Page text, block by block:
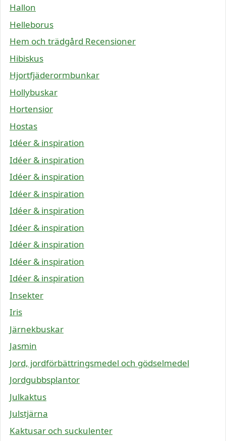
Hallon
Helleborus
Hem och trädgård Recensioner
Hibiskus
Hjortfjäderormbunkar
Hollybuskar
Hortensior
Hostas
Idéer & inspiration
Idéer & inspiration
Idéer & inspiration
Idéer & inspiration
Idéer & inspiration
Idéer & inspiration
Idéer & inspiration
Idéer & inspiration
Idéer & inspiration
Insekter
Iris
Järnekbuskar
Jasmin
Jord, jordförbättringsmedel och gödselmedel
Jordgubbsplantor
Julkaktus
Julstjärna
Kaktusar och suckulenter